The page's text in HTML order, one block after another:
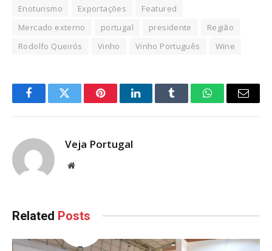
Enoturismo
Exportações
Featured
Mercado externo
portugal presidente
Região
Rodolfo Queirós
Vinho Vinho Português Wine
FacebookTwitter PinterestLinkedInTumblr WhatsAppEmail
Veja Portugal
Website
Related Posts